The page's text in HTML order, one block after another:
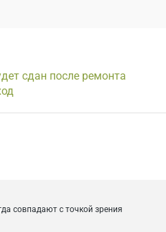
сдан после ремонта
совпадают с точкой зрения